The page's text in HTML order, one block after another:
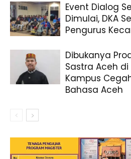
Event Dialog
Dimulai, DKA
Pengurus
Dibukanya
Sastra Aceh di
Kampus
Bahasa Aceh